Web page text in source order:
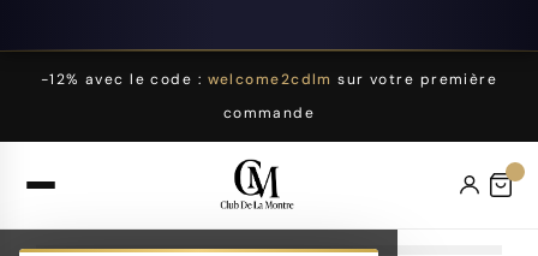
-12% avec le code : welcome2cdlm sur votre première
commande